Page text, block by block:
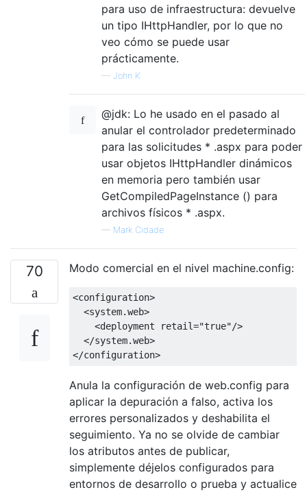
para uso de infraestructura: devuelve
un tipo IHttpHandler, por lo que no
veo cómo se puede usar
prácticamente.
— John K
@jdk: Lo he usado en el pasado al
anular el controlador predeterminado
para las solicitudes * .aspx para poder
usar objetos IHttpHandler dinámicos
en memoria pero también usar
GetCompiledPageInstance () para
archivos físicos * .aspx.
— Mark Cidade
70 Modo comercial en el nivel machine.config:
<configuration>
<system.web>
<deployment
retail="true"/>
</system.web>
</configuration>
Anula la configuración de web.config para
aplicar la depuración a falso, activa los
errores personalizados y deshabilita el
seguimiento. Ya no se olvide de cambiar
los atributos antes de publicar,
simplemente déjelos configurados para
entornos de desarrollo o prueba y actualice